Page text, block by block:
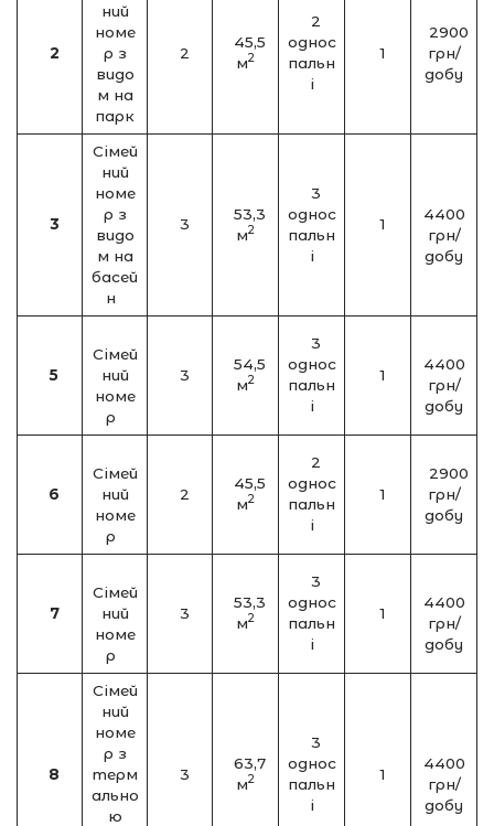
2
ний
номе
р з
видо
м на
парк
2
45,5
м2
2
однос
пальн
і
1
2900
грн/
добу
3
Сімей
ний
номе
р з
видо
м на
басей
н
3
53,3
м2
3
однос
пальн
і
1
4400
грн/
добу
5
Сімей
ний
номе
р
3
54,5
м2
3
однос
пальн
і
1
4400
грн/
добу
6
Сімей
ний
номе
р
2
45,5
м2
2
однос
пальн
і
1
2900
грн/
добу
7
Сімей
ний
номе
р
3
53,3
м2
3
однос
пальн
і
1
4400
грн/
добу
8
Сімей
ний
номе
р з
терм
ально
ю
3
63,7
м2
3
однос
пальн
і
1
4400
грн/
добу